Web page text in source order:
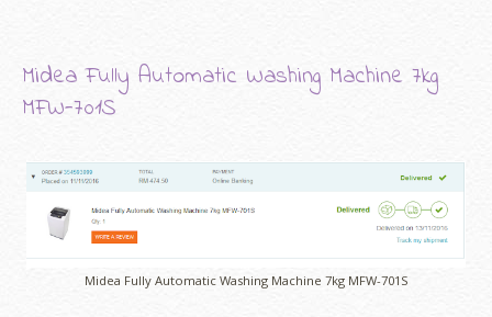
Midea Fully Automatic Washing Machine 7kg
MFW-701S
Midea Fully Automatic Washing Machine 7kg MFW-701S